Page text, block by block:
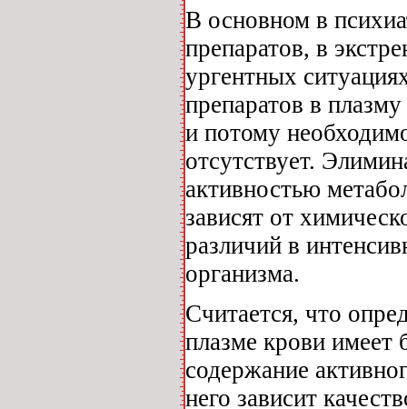
В основном в
препаратов, в
ургентных
препаратов в
и потому
отсутствует.
активностью
зависят от
различий в
организма.
Считается, что
плазме крови имеет
содержание
него зависит